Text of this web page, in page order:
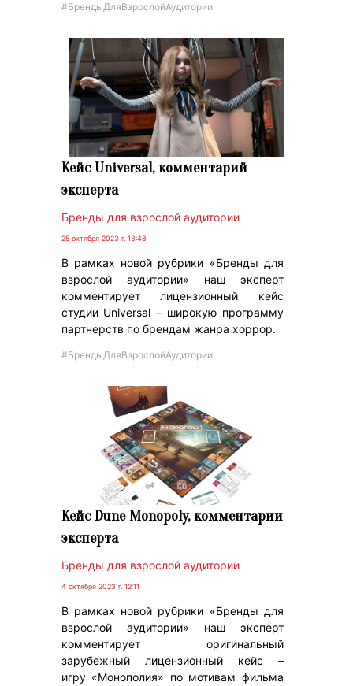
#БрендыДляВзрослойАудитории
Кейс Universal, комментарий
эксперта
Бренды для взрослой аудитории
25 октября 2023 г. 13:48
В рамках новой рубрики «Бренды для
взрослой аудитории» наш эксперт
комментирует лицензионный кейс
студии Universal – широкую программу
партнерств по брендам жанра хоррор.
#БрендыДляВзрослойАудитории
Кейс Dune Monopoly, комментарии
эксперта
Бренды для взрослой аудитории
4 октября 2023 г. 12:11
В рамках новой рубрики «Бренды для
взрослой аудитории» наш эксперт
комментирует оригинальный
зарубежный лицензионный кейс –
игру «Монополия» по мотивам фильма